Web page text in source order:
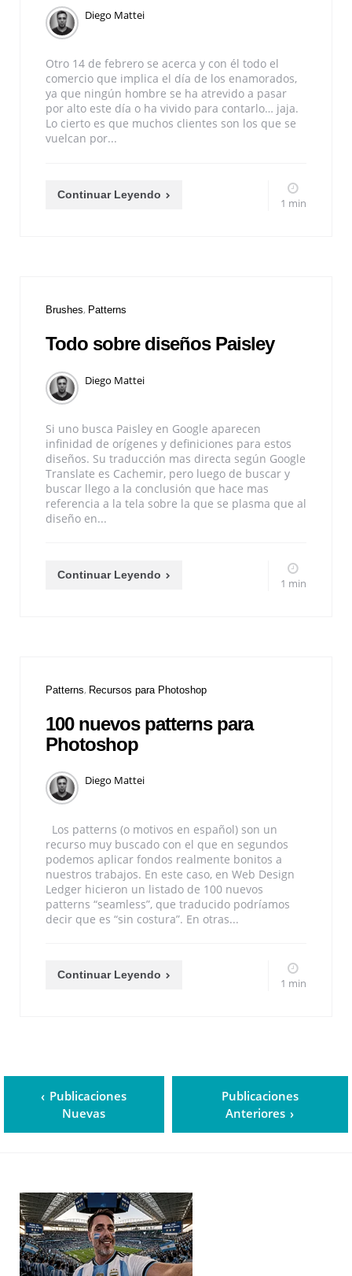
Diego Mattei
Otro 14 de febrero se acerca y con él todo el
comercio que implica el día de los enamorados,
ya que ningún hombre se ha atrevido a pasar
por alto este día o ha vivido para contarlo… jaja.
Lo cierto es que muchos clientes son los que se
vuelcan por...
Continuar Leyendo
1 min
Brushes Patterns
Todo sobre diseños Paisley
Diego Mattei
Si uno busca Paisley en Google aparecen
infinidad de orígenes y definiciones para estos
diseños. Su traducción mas directa según Google
Translate es Cachemir, pero luego de buscar y
buscar llego a la conclusión que hace mas
referencia a la tela sobre la que se plasma que al
diseño en...
Continuar Leyendo
1 min
Patterns Recursos para Photoshop
100 nuevos patterns para
Photoshop
Diego Mattei
Los patterns (o motivos en español) son un
recurso muy buscado con el que en segundos
podemos aplicar fondos realmente bonitos a
nuestros trabajos. En este caso, en Web Design
Ledger hicieron un listado de 100 nuevos
patterns “seamless”, que traducido podríamos
decir que es “sin costura”. En otras...
Continuar Leyendo
1 min
Publicaciones
Nuevas
Publicaciones
Anteriores